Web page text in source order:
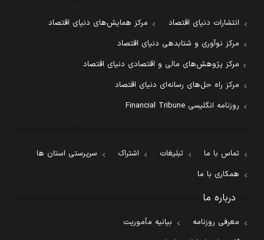
انتشارات دنیای اقتصاد
مرکز همایش‌های دنیای اقتصاد
مرکز نوآوری و شتابدهی دنیای اقتصاد
مرکز پژوهش‌های مالی و اقتصادی دنیای اقتصاد
مرکز راه حل‌های رسانه‌ای دنیای اقتصاد
روزنامه انگلیسی Financial Tribune
تماس با ما تبلیغات اشتراک
سرپرستی استان ها
همکاری با ما
درباره ما
معرفی روزنامه
بیانیه مأموریت